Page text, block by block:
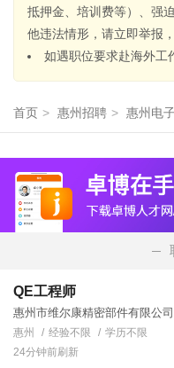
抵押金、培训费等）、强
他违法情形，请立即举报
如遇职位要求赴海外工
首页 > 惠州招聘 > 惠州电
QE工程师
惠州市维尔康精密部件有限公司
惠州 经验不限
学历不限
24分钟前刷新